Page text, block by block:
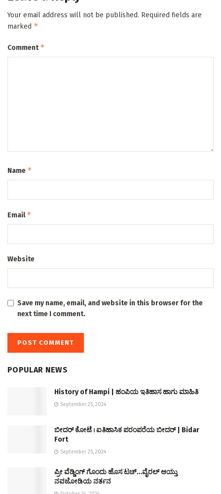
Your email address will not be published. Required fields are
marked *
Comment*
Name *
Email*
Website
Save my name, email, and website in this browser for the
next time I comment.
POPULAR NEWS
History of Hampi | ಹಂಪಿಯ ಇತಿಹಾಸ ಹಾಗು ಮಾಹಿತಿ
September 25, 2024
ಬೀದರ್ ಕೋಟೆ । ಐತಿಹಾಸಿಕ ಪರಂಪರೆಯ ಬೀದರ್ | Bidar
Fort
September 25, 2024
ಪ್ರೀ ವೆಡ್ಡಿಂಗ್ ಗೊಂದು ಹೊಸ ಟಚ್…ವೈರಲ್ ಆಯ್ತು
ನವಜೋಡಿಯ ನರ್ತನ